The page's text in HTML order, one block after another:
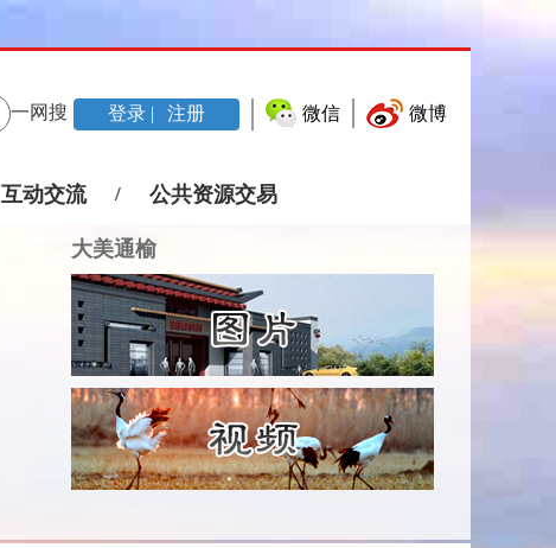
互动交流 / 公共资源交易
一网搜 微博
微信
登录 | 注册
大美通榆